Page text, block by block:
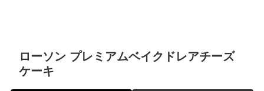
ローソン プレミアムベイクドレアチーズ
ケーキ